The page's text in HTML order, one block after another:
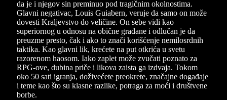
da je i njegov sin preminuo pod tragičnim okolnostima.
Glavni negativac, Louis Guiabern, veruje da samo on može
dovesti Kraljevstvo do veličine. On sebe vidi kao
superiornog u odnosu na obične građane i odlučan je da
preuzme presto, čak i ako to znači korišćenje nemilosrdnih
taktika. Kao glavni lik, krećete na put otkrića u svetu
razorenom haosom. Iako zaplet može zvučati poznato za
RPG-ove, dubina priče i likova zaista ga izdvaja. Tokom
oko 50 sati igranja, doživećete preokrete, značajne događaje
i teme kao što su klasne razlike, potraga za moći i društvene
borbe.